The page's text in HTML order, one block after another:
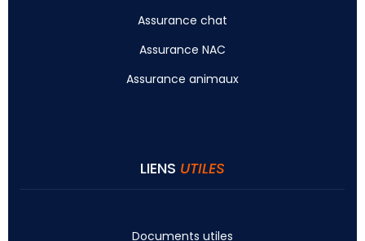
Assurance chat
Assurance NAC
Assurance animaux
LIENS UTILES
Documents utiles